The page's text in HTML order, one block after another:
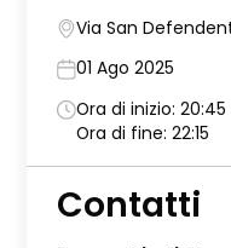
Via San
01 Ago 2025
Ora di inizio: 20:45
Ora di fine: 22:15
Contatti